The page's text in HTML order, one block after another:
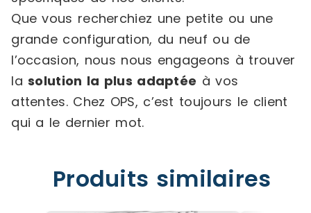
Que vous recherchiez une petite ou une
grande configuration, du neuf ou de
l’occasion, nous nous engageons à trouver
lasolution la plus adaptée à vos
attentes. Chez OPS, c’est toujours le client
qui a le dernier mot.
Produits similaires